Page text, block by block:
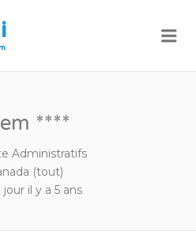
****
Administratifs
(tout)
jour il y a 5 ans